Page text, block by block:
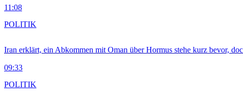
11:08
Iran erklärt, ein Abkommen mit Oman über Hormus stehe kurz bevor,
09:33
POLITIK
POLITIK